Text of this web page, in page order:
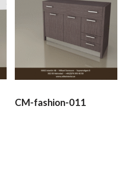
CM-fashion-011